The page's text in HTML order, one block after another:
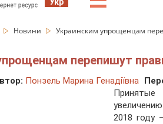
Новини Украинским упрощенцам
перепишут
Понзель Марина Генадіївна
2018 году